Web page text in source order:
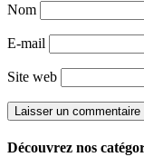
Nom
E-mail
Site web
Découvrez nos